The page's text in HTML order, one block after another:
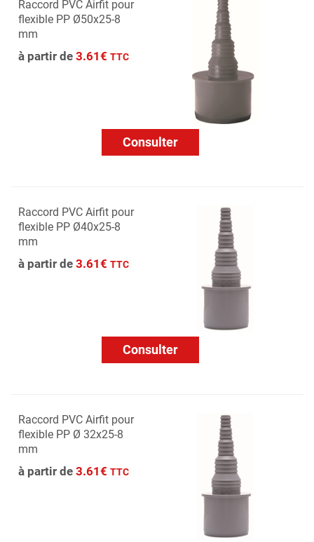
Raccord PVC Airfit pour
flexible PP Ø50x25-8
mm
à partir de 3.61€ TTC
Consulter
Raccord PVC Airfit pour
flexible PP Ø40x25-8
mm
à partir de 3.61€ TTC
Consulter
Raccord PVC Airfit pour
flexible PP Ø 32x25-8
mm
à partir de 3.61€ TTC